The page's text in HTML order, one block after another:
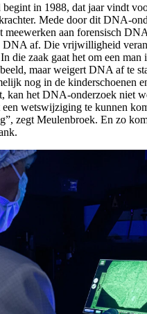
in 1988, dat jaar vindt
Mede door dit DNA-
meewerken aan forensisch
af. Die vrijwilligheid
die zaak gaat het om een
maar weigert DNA af te
nog in de kinderschoenen
kan het DNA-onderzoek niet
een wetswijziging te kunnen
zegt Meulenbroek. En zo